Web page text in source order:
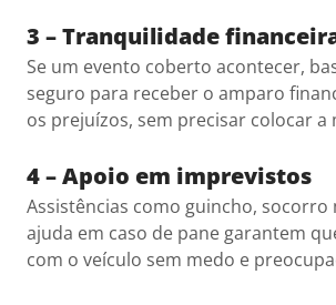
3 – Tranquilidade
Se um evento coberto acontecer,
seguro para receber o amparo
os prejuízos, sem precisar colocar a
4 – Apoio em imprevistos
Assistências como guincho, socorro
ajuda em caso de pane garantem
com o veículo sem medo e